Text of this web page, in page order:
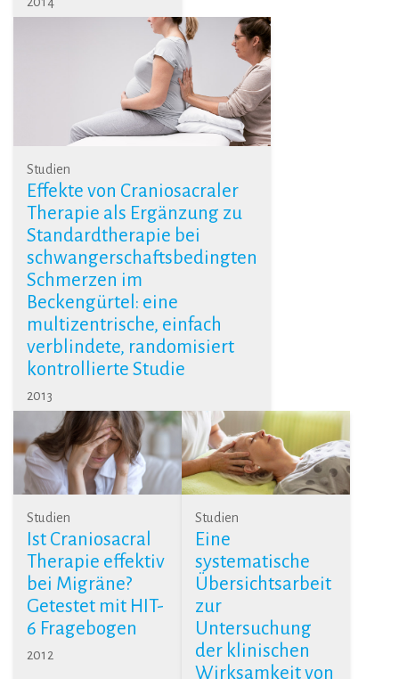
Studien
Effekte von Craniosacraler
Therapie als Ergänzung zu
Standardtherapie bei
schwangerschaftsbedingten
Schmerzen im
Beckengürtel: eine
multizentrische, einfach
verblindete, randomisiert
kontrollierte Studie
2013
Studien
Ist Craniosacral
Therapie effektiv
bei Migräne?
Getestet mit HIT-
6 Fragebogen
2012
Studien
Eine
systematische
Übersichtsarbeit
zur
Untersuchung
der klinischen
Wirksamkeit von